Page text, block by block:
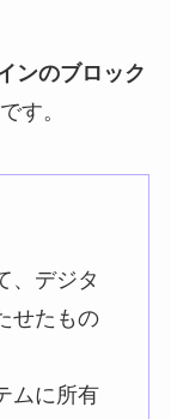
ンのブロック
す。
、デジタ
せたもの
ムに所有